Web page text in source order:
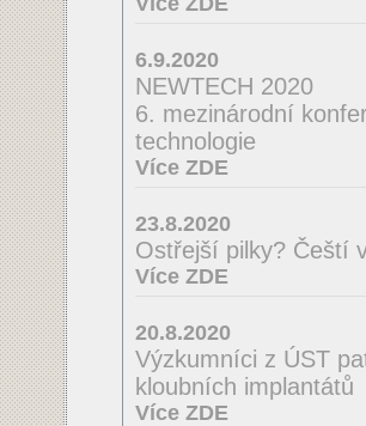
6.9.2020
NEWTECH 2020
6. mezinárodní
technologie
Více ZDE
23.8.2020
Ostřejší pilky? Čeští
Více ZDE
20.8.2020
Výzkumníci z ÚST
kloubních implantátů
Více ZDE